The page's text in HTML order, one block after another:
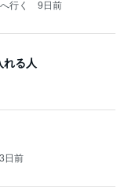
行く 9日前
れる人
3日前